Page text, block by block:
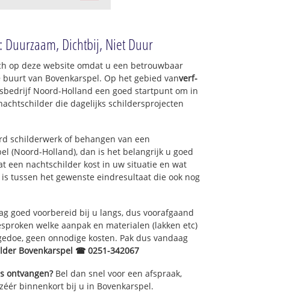
Duurzaam, Dichtbij, Niet Duur
op deze website omdat u een betrouwbaar
van Bovenkarspel. Op het gebied vanverf-
Noord-Holland een goed startpunt om in
die dagelijks schildersprojecten
schilderwerk of behangen van een
(Noord-Holland), dan is het belangrijk u goed
een nachtschilder kost in uw situatie en wat
tussen het gewenste eindresultaat die ook nog
goed voorbereid bij u langs, dus voorafgaand
welke aanpak en materialen (lakken etc)
geen onnodige kosten. Pak dus vandaag
Bovenkarspel ☎ 0251-342067
ontvangen?Bel dan snel voor een afspraak,
binnenkort bij u in Bovenkarspel.